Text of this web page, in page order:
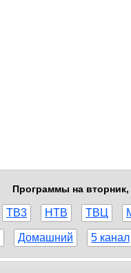
Программы на вторник,
ТВ3 НТВ ТВЦ
Домашний 5 канал